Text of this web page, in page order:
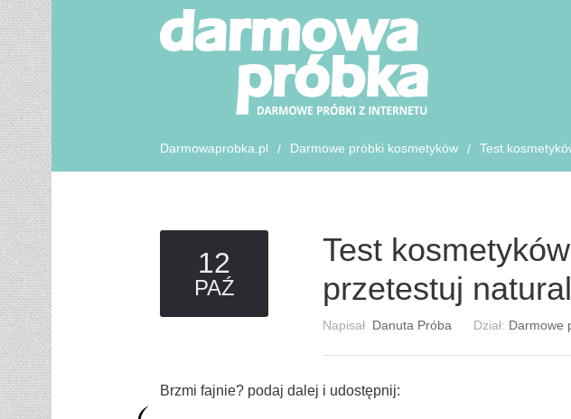
Darmowaprobka.pl / Darmowe próbki kosmetyków / Test
12
PAŹ
Test
przetestuj
Napisał Danuta Próba Dział: Darmowe
Brzmi fajnie? podaj dalej i udostępnij: